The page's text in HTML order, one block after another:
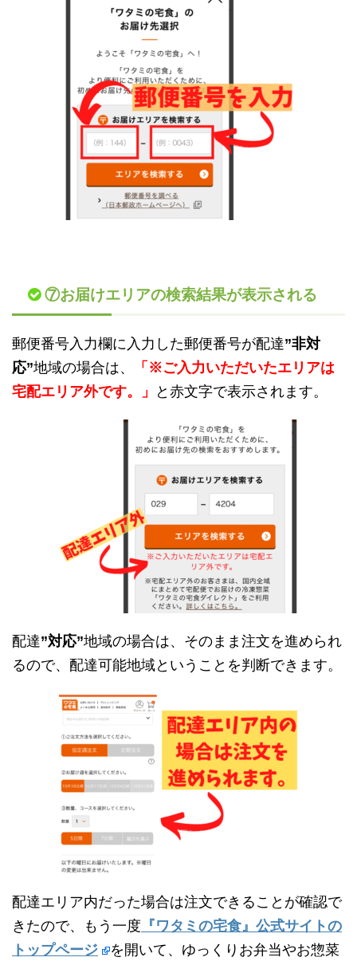
⑦お届けエリアの検索結果が表示される
郵便番号入力欄に入力した郵便番号が配達”非対
応”地域の場合は、
「※ご入力いただいたエリアは
宅配エリア外です。」
と赤文字で表示されます。
配達”対応”地域の場合は、そのまま注文を進められ
るので、配達可能地域ということを判断できます。
配達エリア内だった場合は注文できることが確認で
きたので、もう一度 『ワタミの宅食』公式サイトの
トップページ
を開いて、ゆっくりお弁当やお惣菜